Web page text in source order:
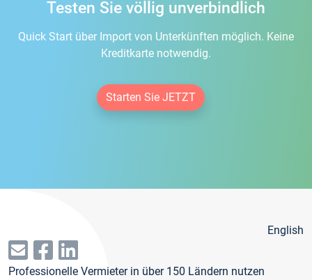
Testen Sie völlig unverbindlich
Quick Start über Import von Unterkünften möglich. Keine
Kreditkarte notwendig.
Starten Sie JETZT
English
Professionelle Vermieter in über 150 Ländern nutzen